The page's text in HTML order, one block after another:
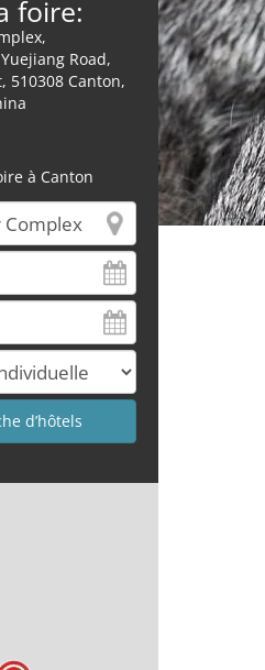
foire:
Road,
510308 Canton,
à Canton